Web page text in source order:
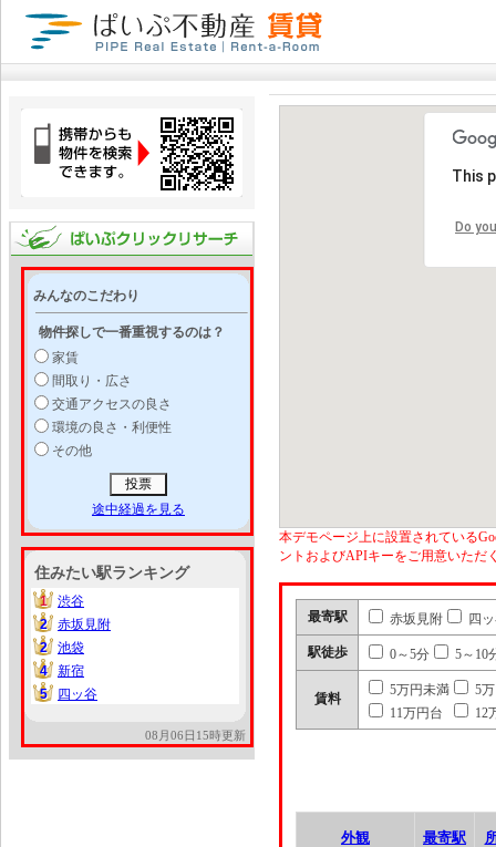
みんなのこだわり
物件探しで一番重視するのは？
家賃
間取り・広さ
交通アクセスの良さ
環境の良さ・利便性
その他
途中経過を見る
住みたい駅ランキング
1
1
渋谷
2
2
赤坂見附
2
2
池袋
4
4
新宿
5
5 四ッ谷
08月06日15時更新
This
Do
本デモページ上に設置されている
ントおよびAPIキーをご用意いただ
最寄駅 赤坂見附 四
駅徒歩 0～5分 5～10
賃料
5万円未満
5
11万円台
12
外観 最寄駅